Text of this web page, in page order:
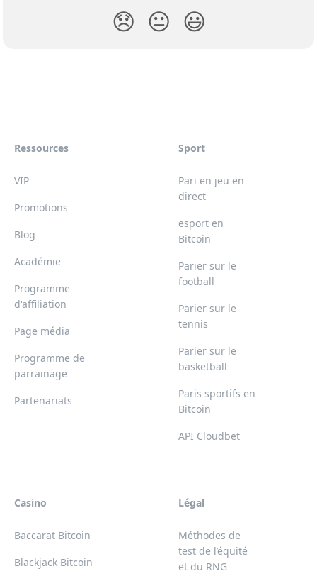
😞 😐 😃
Ressources
VIP
Promotions
Blog
Académie
Programme
d'affiliation
Page média
Programme de
parrainage
Partenariats
Sport
Pari en jeu en
direct
esport en
Bitcoin
Parier sur le
football
Parier sur le
tennis
Parier sur le
basketball
Paris sportifs en
Bitcoin
API Cloudbet
Casino
Baccarat Bitcoin
Blackjack Bitcoin
Légal
Méthodes de
test de l’équité
et du RNG